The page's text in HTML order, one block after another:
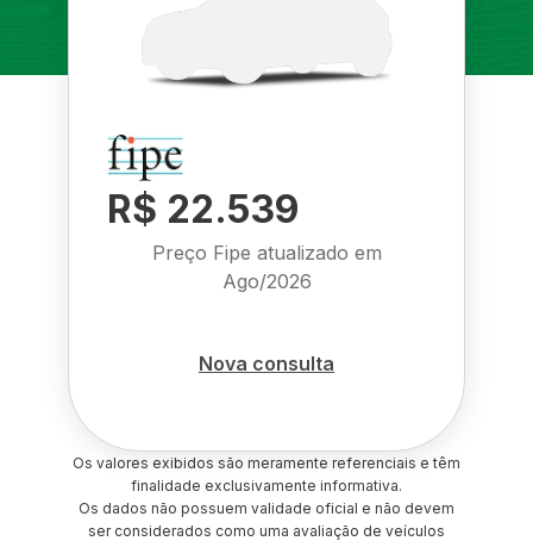
R$ 22.539
Preço Fipe atualizado em
Ago/2026
Nova consulta
Os valores exibidos são meramente referenciais e têm
finalidade exclusivamente informativa.
Os dados não possuem validade oficial e não devem
ser considerados como uma avaliação de veículos